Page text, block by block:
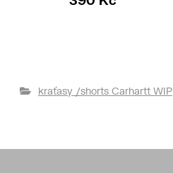
kraťasy /shorts Carhartt WIP